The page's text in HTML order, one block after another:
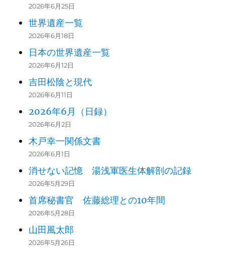
2026年6月25日
世界遺産一覧
2026年6月18日
日本の世界遺産一覧
2026年6月12日
吉田松陰と現代
2026年6月11日
2026年6月（日録）
2026年6月2日
木戸幸一関係文書
2026年6月1日
消せない記憶 湯浅軍医生体解剖の記録
2026年5月29日
首席秘書官 佐藤総理との10年間
2026年5月28日
山田風太郎
2026年5月26日